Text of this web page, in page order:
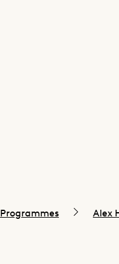
Programmes Alex